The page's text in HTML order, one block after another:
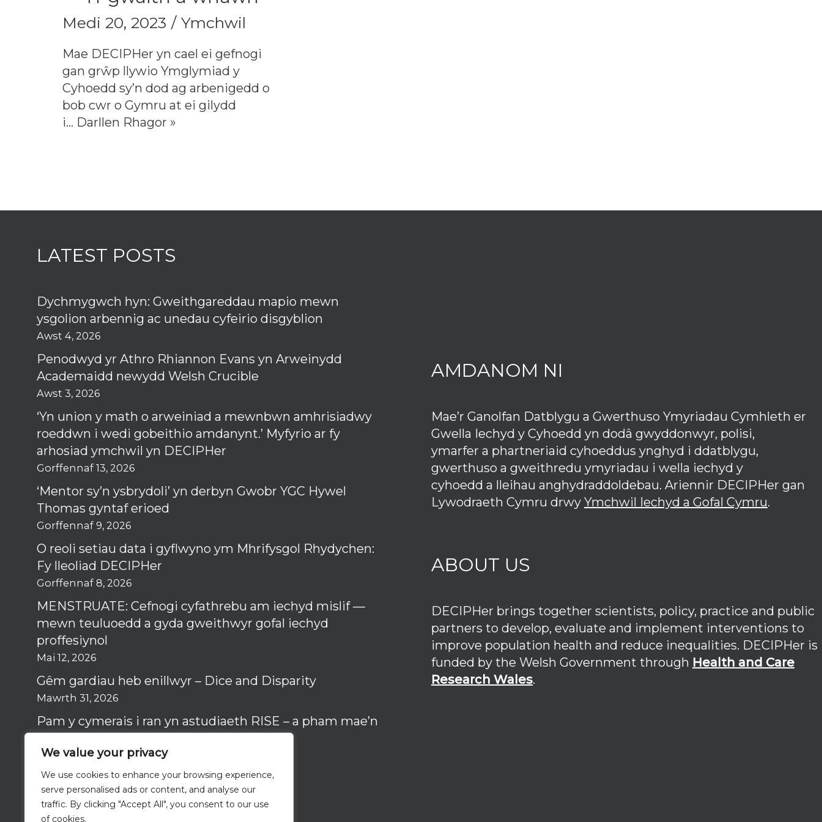
We value your privacy
We use cookies to enhance your browsing experience,
serve personalised ads or content, and analyse our
traffic. By clicking "Accept All", you consent to our use
of cookies.
Medi 20, 2023 Ymchwil
Mae DECIPHer yn cael ei gefnogi
gan grŵp llywio Ymglymiad y
Cyhoedd sy’n dod ag arbenigedd o
bob cwr o Gymru at ei gilydd
i… Darllen Rhagor »
LATEST POSTS
Dychmygwch hyn: Gweithgareddau mapio mewn
ysgolion arbennig ac unedau cyfeirio disgyblion
Awst 4, 2026
Penodwyd yr Athro Rhiannon Evans yn Arweinydd
Academaidd newydd Welsh Crucible
Awst 3, 2026
‘Yn union y math o arweiniad a mewnbwn amhrisiadwy
roeddwn i wedi gobeithio amdanynt.’ Myfyrio ar fy
arhosiad ymchwil yn DECIPHer
Gorffennaf 13, 2026
‘Mentor sy’n ysbrydoli’ yn derbyn Gwobr YGC Hywel
Thomas gyntaf erioed
Gorffennaf 9, 2026
O reoli setiau data i gyflwyno ym Mhrifysgol Rhydychen:
Fy lleoliad DECIPHer
Gorffennaf 8, 2026
MENSTRUATE: Cefnogi cyfathrebu am iechyd mislif —
mewn teuluoedd a gyda gweithwyr gofal iechyd
proffesiynol
Mai 12, 2026
Gêm gardiau heb enillwyr – Dice and Disparity
Mawrth 31, 2026
Pam y cymerais i ran yn astudiaeth RISE – a pham mae’n
Mawrth 12, 2026
AMDANOM NI
Mae’r Ganolfan Datblygu a Gwerthuso Ymyriadau Cymhleth er
Gwella Iechyd y Cyhoedd yn dodâ gwyddonwyr, polisi,
ymarfer a phartneriaid cyhoeddus ynghyd i ddatblygu,
gwerthuso a gweithredu ymyriadau i wella iechyd y
cyhoedd a lleihau anghydraddoldebau. Ariennir DECIPHer gan
Lywodraeth Cymru drwy Ymchwil Iechyd a Gofal Cymru.
ABOUT US
DECIPHer brings together scientists, policy, practice and public
partners to develop, evaluate and implement interventions to
improve population health and reduce inequalities. DECIPHer is
funded by the Welsh Government through Health and Care
Research Wales.